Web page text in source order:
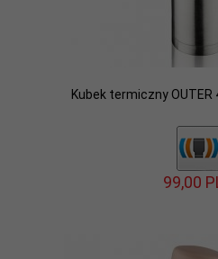
Kubek termiczny OUTER
99,00